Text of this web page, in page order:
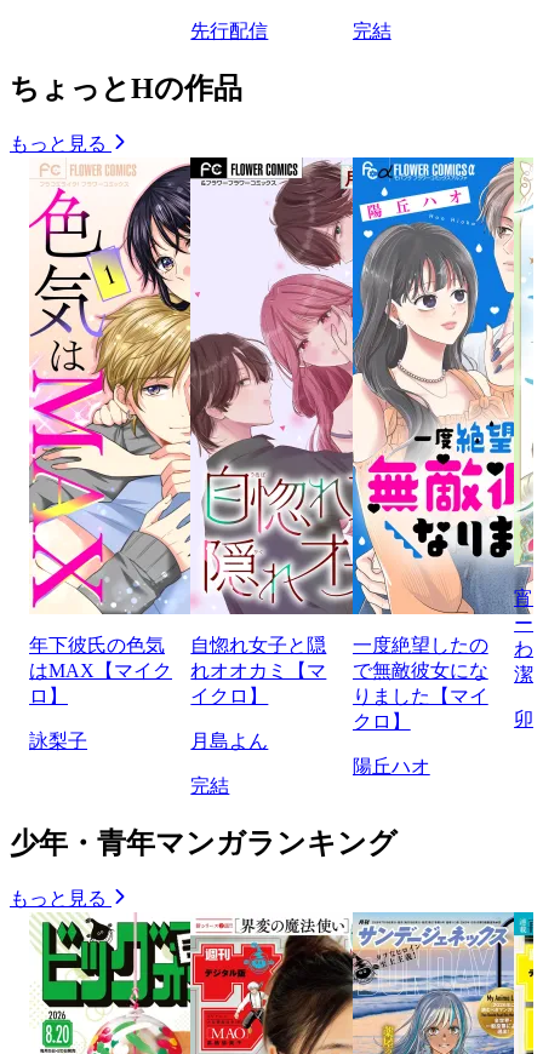
先行配信 完結
ちょっとHの作品
もっと見る
年下彼氏の色気
はMAX【マイク
ロ】
詠梨子
自惚れ女子と隠
れオオカミ【マ
イクロ】
月島よん
完結
一度絶望したの
で無敵彼女にな
りました【マイ
クロ】
陽丘ハオ
宵
ー
わ
潔
卯
少年・青年マンガランキング
もっと見る